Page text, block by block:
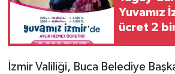
Yuvamız
ücret 2
İzmir Valiliği, Buca Belediye